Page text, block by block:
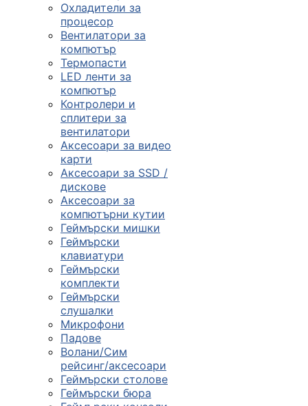
Охладители за
процесор
Вентилатори за
компютър
Термопасти
LED ленти за
компютър
Контролери и
сплитери за
вентилатори
Аксесоари за видео
карти
Аксесоари за SSD /
дискове
Аксесоари за
компютърни кутии
Геймърски мишки
Геймърски
клавиатури
Геймърски
комплекти
Геймърски
слушалки
Микрофони
Падове
Волани/Сим
рейсинг/аксесоари
Геймърски столове
Геймърски бюра